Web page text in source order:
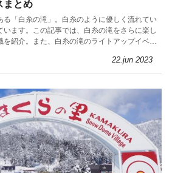
まとめ
る「白糸の滝」。白糸のように優しく流れてい
います。この記事では、白糸の滝をさらに楽し
を紹介。また、白糸の滝のライトアップイベン
22.jun 2023